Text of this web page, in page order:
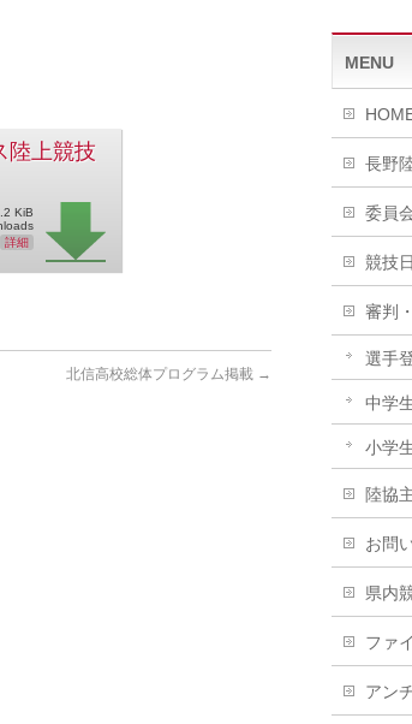
陸上競技
KiB
詳細
北信高校総体プログラム掲載 →
MENU
長野
委員
競技
審判
選手
中学
小学
陸協
お問
県内
ファ
アン